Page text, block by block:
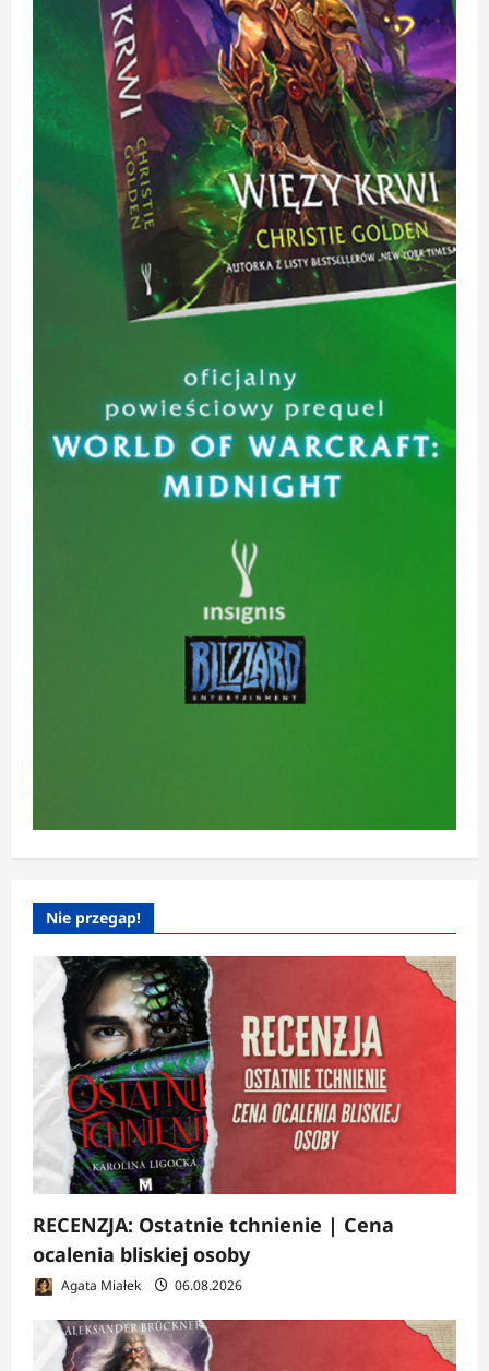
Nie przegap!
RECENZJA: Ostatnie tchnienie | Cena
ocalenia bliskiej osoby
Agata Miałek 06.08.2026